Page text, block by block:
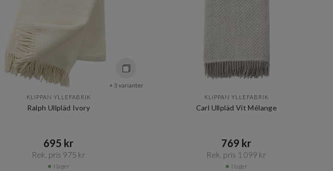
+ 3 varianter
KLIPPAN YLLEFABRIK
Ralph Ullpläd Ivory
695 kr​​
Rek. pris 975 kr​​
I lager
KLIPPAN YLLEFABRIK
Carl Ullpläd Vit Mélange
769 kr​​
Rek. pris 1 099 kr​​
I lager